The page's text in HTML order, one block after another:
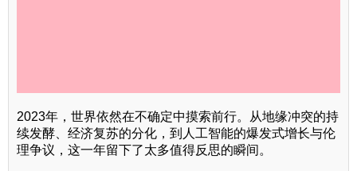
2023年，世界依然在不确定中摸索前行。从地缘冲突的持
续发酵、经济复苏的分化，到人工智能的爆发式增长与伦
理争议，这一年留下了太多值得反思的瞬间。